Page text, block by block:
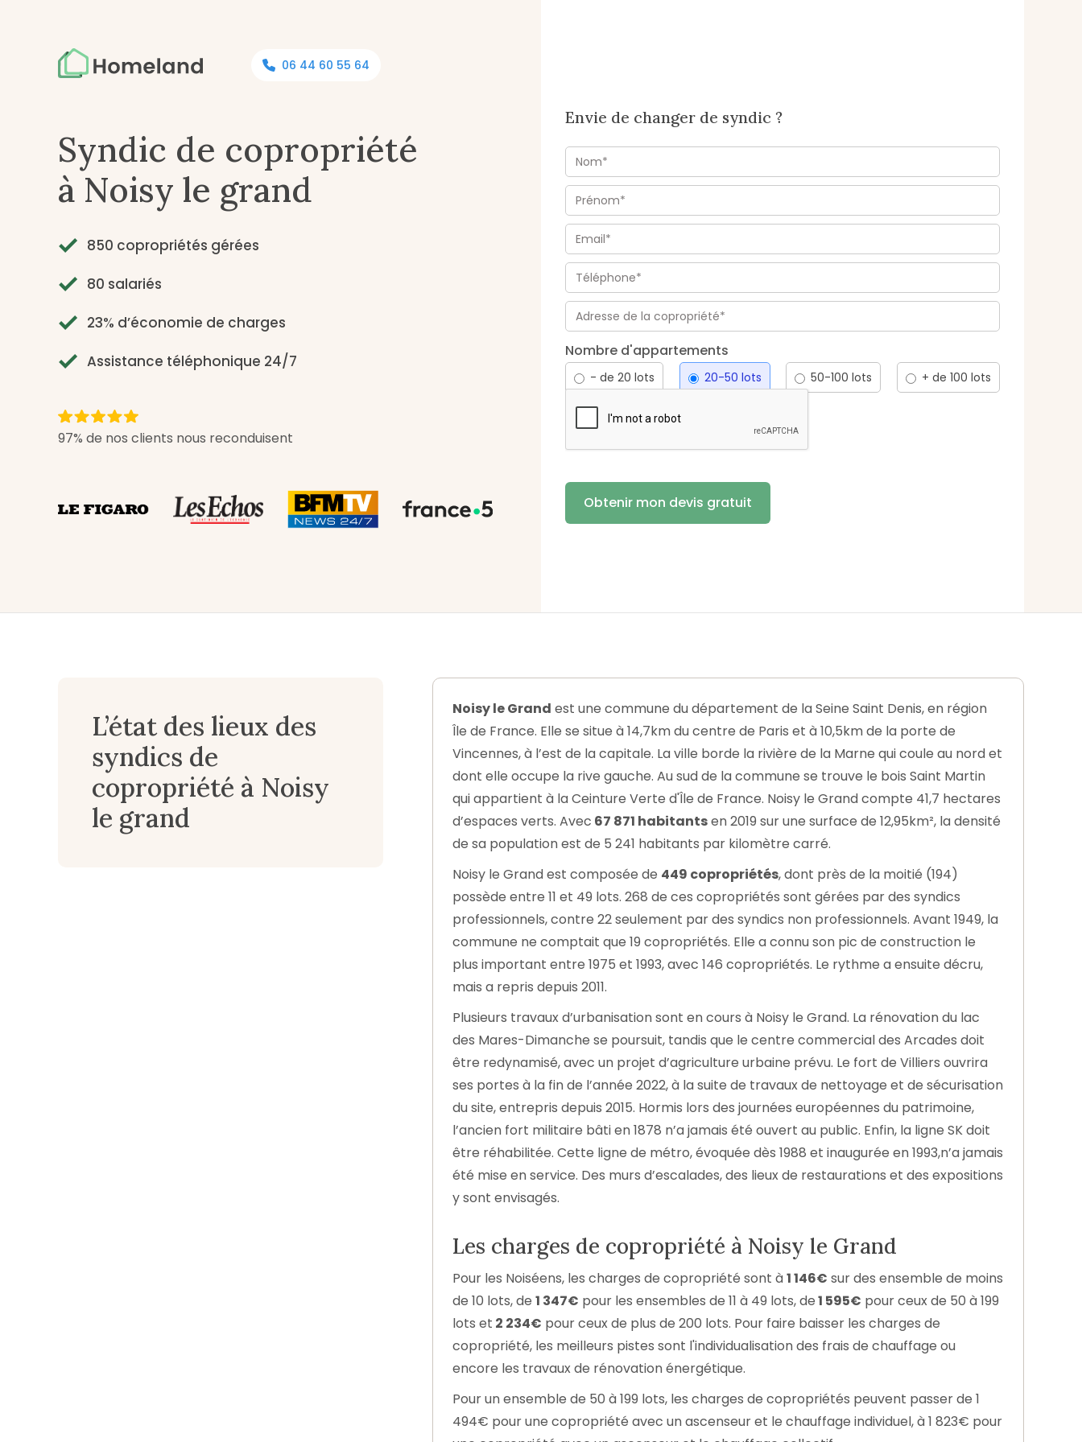
06 44 60 55 64
Syndic de copropriété
à Noisy le grand
850 copropriétés gérées
80 salariés
23% d’économie de charges
Assistance téléphonique 24/7
97% de nos clients nous reconduisent
Envie de changer de syndic ?
Nombre d'appartements
- de 20 lots 20-50 lots 50-100 lots + de 100 lots
L’état des lieux des
syndics de
copropriété à Noisy
le grand
Noisy le Grand est une commune du département de la Seine Saint Denis, en région
Île de France. Elle se situe à 14,7km du centre de Paris et à 10,5km de la porte de
Vincennes, à l’est de la capitale. La ville borde la rivière de la Marne qui coule au nord et
dont elle occupe la rive gauche. Au sud de la commune se trouve le bois Saint Martin
qui appartient à la Ceinture Verte d'Île de France. Noisy le Grand compte 41,7 hectares
d’espaces verts. Avec 67 871 habitantsen 2019 sur une surface de 12,95km², la densité
de sa population est de 5 241 habitants par kilomètre carré.
Noisy le Grand est composée de 449 copropriétés, dont près de la moitié (194)
possède entre 11 et 49 lots. 268 de ces copropriétés sont gérées par des syndics
professionnels, contre 22 seulement par des syndics non professionnels. Avant 1949, la
commune ne comptait que 19 copropriétés. Elle a connu son pic de construction le
plus important entre 1975 et 1993, avec 146 copropriétés. Le rythme a ensuite décru,
mais a repris depuis 2011.
Plusieurs travaux d’urbanisation sont en cours à Noisy le Grand. La rénovation du lac
des Mares-Dimanche se poursuit, tandis que le centre commercial des Arcades doit
être redynamisé, avec un projet d’agriculture urbaine prévu. Le fort de Villiers ouvrira
ses portes à la fin de l’année 2022, à la suite de travaux de nettoyage et de sécurisation
du site, entrepris depuis 2015. Hormis lors des journées européennes du patrimoine,
l’ancien fort militaire bâti en 1878 n’a jamais été ouvert au public. Enfin, la ligne SK doit
être réhabilitée. Cette ligne de métro, évoquée dès 1988 et inaugurée en 1993,n’a jamais
été mise en service. Des murs d’escalades, des lieux de restaurations et des expositions
y sont envisagés.
Les charges de copropriété à Noisy le Grand
Pour les Noiséens, les charges de copropriété sont à1 146€ sur des ensemble de moins
de 10 lots, de1 347€ pour les ensembles de 11 à 49 lots, de1 595€ pour ceux de 50 à 199
lots et 2 234€ pour ceux de plus de 200 lots. Pour faire baisser les charges de
copropriété, les meilleurs pistes sont l'individualisation des frais de chauffage ou
encore les travaux de rénovation énergétique.
Pour un ensemble de 50 à 199 lots, les charges de copropriétés peuvent passer de 1
494€ pour une copropriété avec un ascenseur et le chauffage individuel, à 1 823€ pour